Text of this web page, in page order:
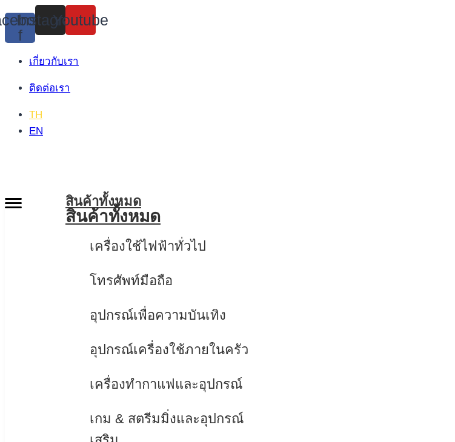
Skip
to
content
f
Instagram
Youtube
เกี่ยวกับเรา
ติดต่อเรา
TH
EN
สินค้าทั้งหมด
สินค้าทั้งหมด
เครื่องใช้ไฟฟ้าทั่วไป
โทรศัพท์มือถือ
อุปกรณ์เพื่อความบันเทิง
อุปกรณ์เครื่องใช้ภายในครัว
เครื่องทำกาแฟและอุปกรณ์
เกม & สตรีมมิ่งและอุปกรณ์